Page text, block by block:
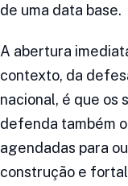
de uma data base.
A abertura
contexto, da
nacional, é que os
defenda também
agendadas para
construção e